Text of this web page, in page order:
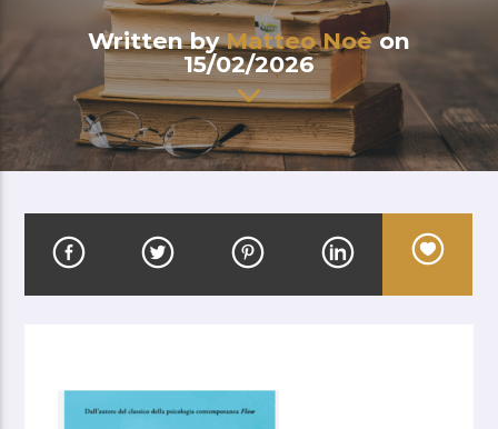
Written byMatteo Noèon
15/02/2026